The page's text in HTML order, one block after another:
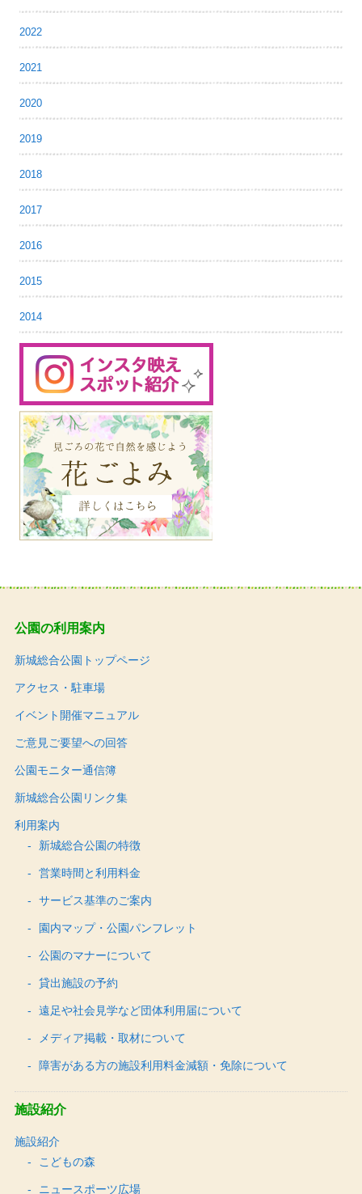
2022
2021
2020
2019
2018
2017
2016
2015
2014
公園の利用案内
新城総合公園トップページ
アクセス・駐車場
イベント開催マニュアル
ご意見ご要望への回答
公園モニター通信簿
新城総合公園リンク集
利用案内
新城総合公園の特徴
営業時間と利用料金
サービス基準のご案内
園内マップ・公園パンフレット
公園のマナーについて
貸出施設の予約
遠足や社会見学など団体利用届について
メディア掲載・取材について
障害がある方の施設利用料金減額・免除について
施設紹介
施設紹介
こどもの森
ニュースポーツ広場